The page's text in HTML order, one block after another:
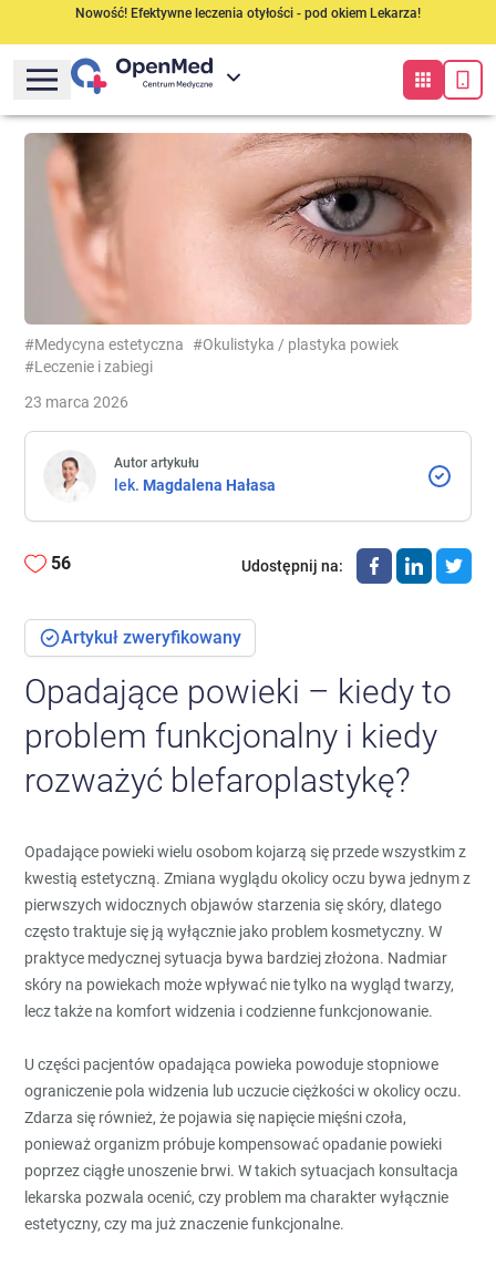
Nowość! Efektywne leczenia otyłości - pod okiem Lekarza!
#Medycyna estetyczna
#Okulistyka / plastyka powiek
#Leczenie i zabiegi
23 marca 2026
Autor artykułu
lek. Magdalena Hałasa
56 Udostępnij na:
Artykuł zweryfikowany
Opadające powieki – kiedy to
problem funkcjonalny i kiedy
rozważyć blefaroplastykę?
Opadające powieki wielu osobom kojarzą się przede wszystkim z
kwestią estetyczną. Zmiana wyglądu okolicy oczu bywa jednym z
pierwszych widocznych objawów starzenia się skóry, dlatego
często traktuje się ją wyłącznie jako problem kosmetyczny. W
praktyce medycznej sytuacja bywa bardziej złożona. Nadmiar
skóry na powiekach może wpływać nie tylko na wygląd twarzy,
lecz także na komfort widzenia i codzienne funkcjonowanie.
U części pacjentów opadająca powieka powoduje stopniowe
ograniczenie pola widzenia lub uczucie ciężkości w okolicy oczu.
Zdarza się również, że pojawia się napięcie mięśni czoła,
ponieważ organizm próbuje kompensować opadanie powieki
poprzez ciągłe unoszenie brwi. W takich sytuacjach konsultacja
lekarska pozwala ocenić, czy problem ma charakter wyłącznie
estetyczny, czy ma już znaczenie funkcjonalne.